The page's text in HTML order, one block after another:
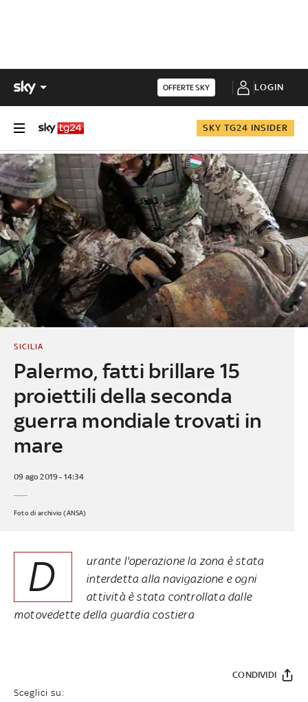
OFFERTE SKY LOGIN
SKY TG24 INSIDER
Palermo, fatti brillare 15
proiettili della seconda
guerra mondiale trovati in
mare
SICILIA
09 ago 2019 - 14:34
Foto di archivio (ANSA)
D
urante l'operazione la zona è stata
interdetta alla navigazione e ogni
attività è stata controllata dalle
motovedette della guardia costiera
Sceglici su:
CONDIVIDI